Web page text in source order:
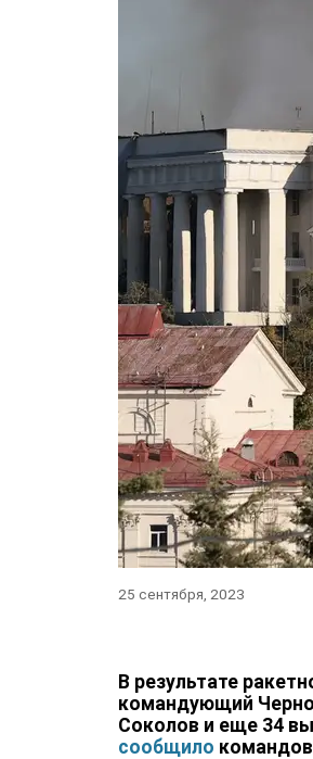
25 сентября, 2023
В результате
командующий
Соколов и еще 34
сообщило